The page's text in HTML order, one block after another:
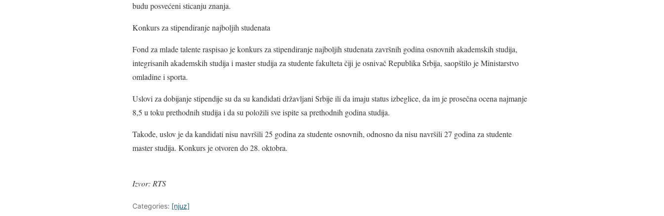
budu posvećeni sticanju znanja.
Konkurs za stipendiranje najboljih studenata
Fond za mlade talente raspisao je konkurs za stipendiranje najboljih studenata završnih godina osnovnih akademskih studija,
integrisanih akademskih studija i master studija za studente fakulteta čiji je osnivač Republika Srbija, saopštilo je Ministarstvo
omladine i sporta.
Uslovi za dobijanje stipendije su da su kandidati državljani Srbije ili da imaju status izbeglice, da im je prosečna ocena najmanje
8,5 u toku prethodnih studija i da su položili sve ispite sa prethodnih godina studija.
Takođe, uslov je da kandidati nisu navršili 25 godina za studente osnovnih, odnosno da nisu navršili 27 godina za studente
master studija. Konkurs je otvoren do 28. oktobra.
Izvor: RTS
Categories: [njuz]